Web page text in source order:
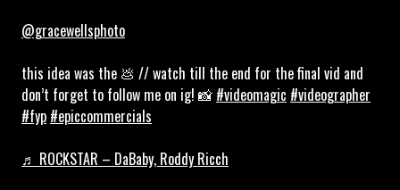
@gracewellsphoto
this idea was the 💩 // watch till the end for the final vid and
don’t forget to follow me on ig! 📸 #videomagic #videographer
#fyp #epiccommercials
♬ ROCKSTAR – DaBaby, Roddy Ricch